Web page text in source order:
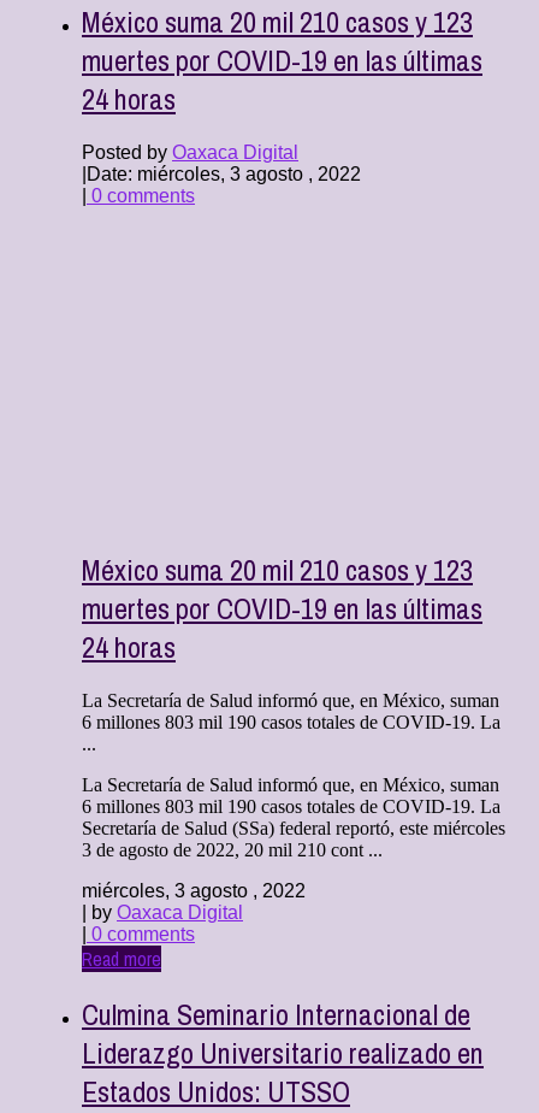
México suma 20 mil 210 casos y 123
muertes por COVID-19 en las últimas
24 horas
Posted by Oaxaca Digital
Date: miércoles, 3 agosto , 2022
0 comments
México suma 20 mil 210 casos y 123
muertes por COVID-19 en las últimas
24 horas
La Secretaría de Salud informó que, en México, suman
6 millones 803 mil 190 casos totales de COVID-19. La
...
La Secretaría de Salud informó que, en México, suman
6 millones 803 mil 190 casos totales de COVID-19. La
Secretaría de Salud (SSa) federal reportó, este miércoles
3 de agosto de 2022, 20 mil 210 cont ...
miércoles, 3 agosto , 2022
| by Oaxaca Digital
0 comments
Read more
Culmina Seminario Internacional de
Liderazgo Universitario realizado en
Estados Unidos: UTSSO